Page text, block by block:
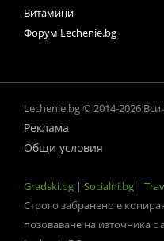
Витамини
Форум Lechenie.bg
Lechenie.bg © 2014-2026
Реклама
Общи условия
Gradski.bg | Socialni.bg |
Строго забранено е
позоваване на източника